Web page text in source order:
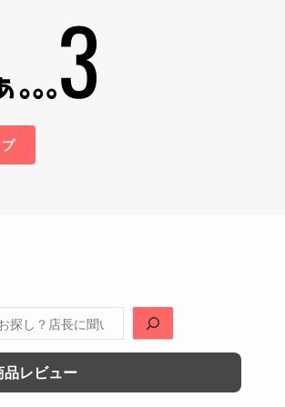
品レビュー